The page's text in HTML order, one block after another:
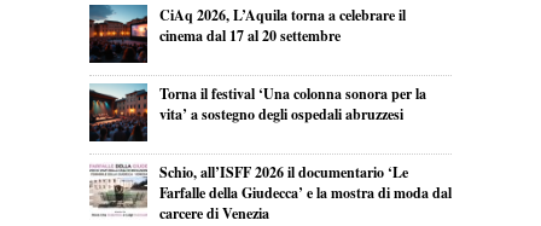
CiAq 2026, L’Aquila torna a celebrare il
cinema dal 17 al 20 settembre
Torna il festival ‘Una colonna sonora per la
vita’ a sostegno degli ospedali abruzzesi
Schio, all’ISFF 2026 il documentario ‘Le
Farfalle della Giudecca’ e la mostra di moda dal
carcere di Venezia